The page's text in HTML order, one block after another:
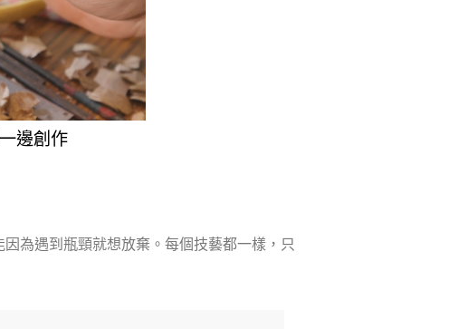
邊創作
為遇到瓶頸就想放棄。每個技藝都一樣，只